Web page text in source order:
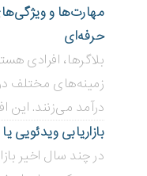
مهارت‌ها و
حرفه‌ای
بلاگر‌ها، افرادی
زمینه‌های مختلف
درآمد می‌زنند. این
بازاریابی
در چند سال اخیر